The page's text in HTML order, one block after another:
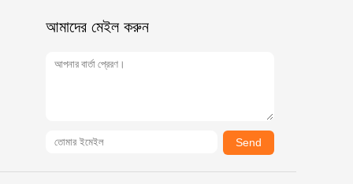
আমাদের মেইল ​​করুন
Send